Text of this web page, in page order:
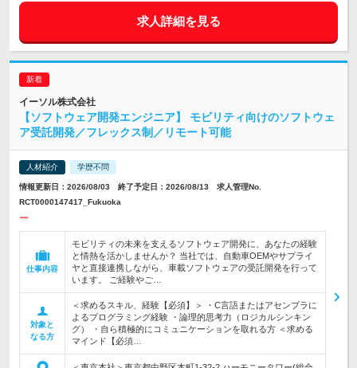
求人詳細を見る
イーソル株式会社
【ソフトウェア開発エンジニア】 モビリティ向けのソフトウェ
ア受託開発／フレックス制／リモート可能
人材紹介 学歴不問
情報更新日：2026/08/03 終了予定日：2026/08/13 求人管理No.
RCT0000147417_Fukuoka
ー
仕事内容
モビリティの未来を支えるソフトウェア開発に、あなたの経験
と情熱を活かしませんか？ 当社では、自動車OEMやサプライ
ヤと直接連携しながら、車載ソフトウェアの受託開発を行って
います。 ご経験やご…
対象と
なる方
＜求めるスキル、経験【必須】＞ ・C言語またはアセンブラに
よるプログラミング経験 ・論理的思考力（ロジカルシンキン
グ） ・自ら積極的にコミュニケーションを取れる方 ＜求める
マインド【必須…